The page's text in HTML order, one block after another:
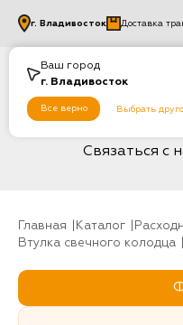
Ваш город
г. Владивосток
Все верно Выбрать
г. Владивосток Доставка
Связаться с
Главная Каталог
Втулка свечного колодца